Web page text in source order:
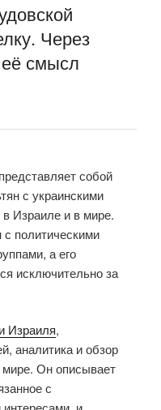
Через
смысл
представляет собой
с украинскими
Израиле и в мире.
с политическими
а его
исключительно за
Израиля,
аналитика и обзор
мире. Он описывает
с